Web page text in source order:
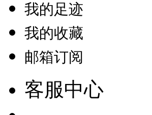
我的足迹
我的收藏
邮箱订阅
客服中心